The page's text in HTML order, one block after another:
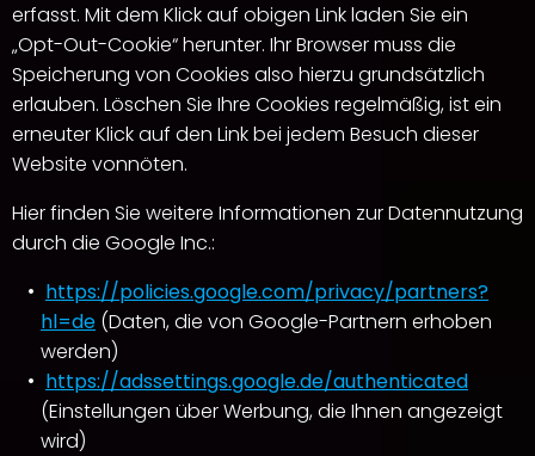
erfasst. Mit dem Klick auf obigen Link laden Sie ein
„Opt-Out-Cookie“ herunter. Ihr Browser muss die
Speicherung von Cookies also hierzu grundsätzlich
erlauben. Löschen Sie Ihre Cookies regelmäßig, ist ein
erneuter Klick auf den Link bei jedem Besuch dieser
Website vonnöten.
Hier finden Sie weitere Informationen zur Datennutzung
durch die Google Inc.:
https://policies.google.com/privacy/partners?
hl=de (Daten, die von Google-Partnern erhoben
werden)
https://adssettings.google.de/authenticated
(Einstellungen über Werbung, die Ihnen angezeigt
wird)